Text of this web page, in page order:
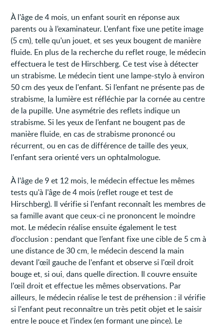
À l'âge de 4 mois, un enfant sourit en réponse aux
parents ou à l’examinateur. L'enfant fixe une petite image
(5 cm), telle qu'un jouet, et ses yeux bougent de manière
fluide. En plus de la recherche du reflet rouge, le médecin
effectuera le test de Hirschberg. Ce test vise à détecter
un strabisme. Le médecin tient une lampe-stylo à environ
50 cm des yeux de l'enfant. Si l’enfant ne présente pas de
strabisme, la lumière est réfléchie par la cornée au centre
de la pupille. Une asymétrie des reflets indique un
strabisme. Si les yeux de l’enfant ne bougent pas de
manière fluide, en cas de strabisme prononcé ou
récurrent, ou en cas de différence de taille des yeux,
l'enfant sera orienté vers un ophtalmologue.
À l'âge de 9 et 12 mois, le médecin effectue les mêmes
tests qu'à l'âge de 4 mois (reflet rouge et test de
Hirschberg). Il vérifie si l'enfant reconnaît les membres de
sa famille avant que ceux-ci ne prononcent le moindre
mot. Le médecin réalise ensuite également le test
d’occlusion : pendant que l’enfant fixe une cible de 5 cm à
une distance de 30 cm, le médecin descend la main
devant l'œil gauche de l'enfant et observe si l'œil droit
bouge et, si oui, dans quelle direction. Il couvre ensuite
l'œil droit et effectue les mêmes observations. Par
ailleurs, le médecin réalise le test de préhension : il vérifie
si l'enfant peut reconnaître un très petit objet et le saisir
entre le pouce et l'index (en formant une pince). Le